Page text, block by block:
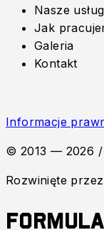
Nasze
Jak
Galeria
Kontakt
Informacje
© 2013 — 2026 /
Rozwinięte przez